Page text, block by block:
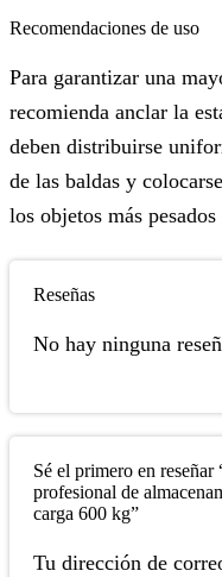
Recomendaciones de uso
Para garantizar una
recomienda anclar la
deben distribuirse
de las baldas y
los objetos más
Reseñas
No hay ninguna
Sé el primero en reseñar
profesional de
carga 600 kg”
Tu dirección de